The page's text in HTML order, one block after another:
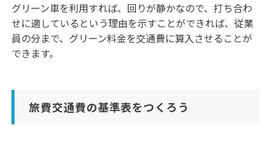
グリーン車を利用すれば、回りが静かなので、打ち合わ
せに適しているという理由を示すことができれば、従業
員の分まで、グリーン料金を交通費に算入させることが
できます。
旅費交通費の基準表をつくろう